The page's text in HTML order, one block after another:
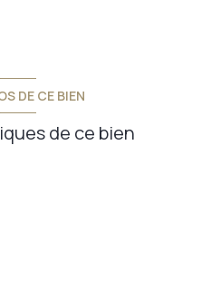
DE CE BIEN
de ce bien